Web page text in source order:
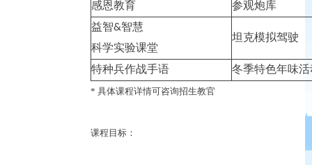
感恩教育
参观炮库
益智&智慧
科学实验课堂
坦克模拟驾驶
特种兵作战手语 冬季特色年味活
* 具体课程详情可咨询招生教官
课程目标：